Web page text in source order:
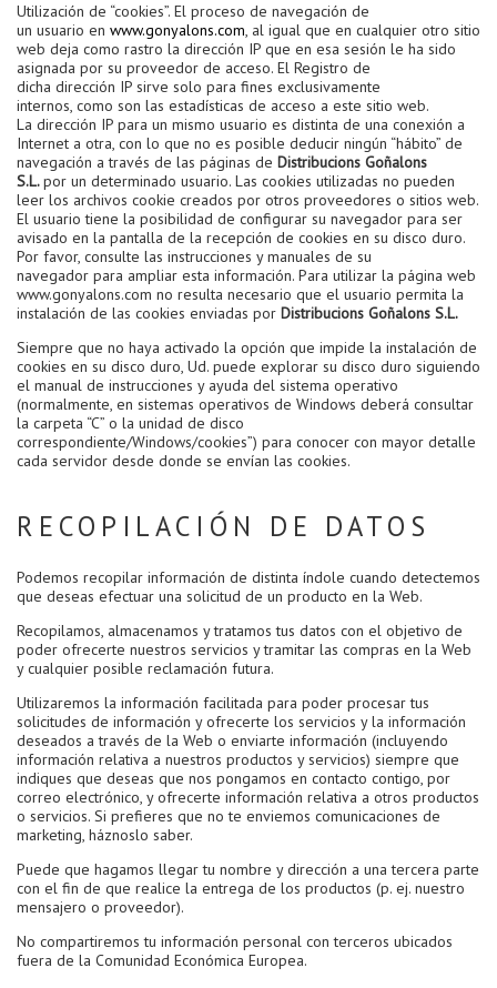
Utilización de “cookies”. El proceso de navegación de
un usuario en www.gonyalons.com, al igual que en cualquier otro sitio
web deja como rastro la dirección IP que en esa sesión le ha sido
asignada por su proveedor de acceso. El Registro de
dicha dirección IP sirve solo para fines exclusivamente
internos, como son las estadísticas de acceso a este sitio web.
La dirección IP para un mismo usuario es distinta de una conexión a
Internet a otra, con lo que no es posible deducir ningún “hábito” de
navegación a través de las páginas de Distribucions Goñalons
S.L.por un determinado usuario. Las cookies utilizadas no pueden
leer los archivos cookie creados por otros proveedores o sitios web.
El usuario tiene la posibilidad de configurar su navegador para ser
avisado en la pantalla de la recepción de cookies en su disco duro.
Por favor, consulte las instrucciones y manuales de su
navegador para ampliar esta información. Para utilizar la página web
www.gonyalons.com no resulta necesario que el usuario permita la
instalación de las cookies enviadas por Distribucions Goñalons S.L.
Siempre que no haya activado la opción que impide la instalación de
cookies en su disco duro, Ud. puede explorar su disco duro siguiendo
el manual de instrucciones y ayuda del sistema operativo
(normalmente, en sistemas operativos de Windows deberá consultar
la carpeta “C” o la unidad de disco
correspondiente/Windows/cookies”) para conocer con mayor detalle
cada servidor desde donde se envían las cookies.
RECOPILACIÓN DE DATOS
Podemos recopilar información de distinta índole cuando detectemos
que deseas efectuar una solicitud de un producto en la Web.
Recopilamos, almacenamos y tratamos tus datos con el objetivo de
poder ofrecerte nuestros servicios y tramitar las compras en la Web
y cualquier posible reclamación futura.
Utilizaremos la información facilitada para poder procesar tus
solicitudes de información y ofrecerte los servicios y la información
deseados a través de la Web o enviarte información (incluyendo
información relativa a nuestros productos y servicios) siempre que
indiques que deseas que nos pongamos en contacto contigo, por
correo electrónico, y ofrecerte información relativa a otros productos
o servicios. Si prefieres que no te enviemos comunicaciones de
marketing, háznoslo saber.
Puede que hagamos llegar tu nombre y dirección a una tercera parte
con el fin de que realice la entrega de los productos (p. ej. nuestro
mensajero o proveedor).
No compartiremos tu información personal con terceros ubicados
fuera de la Comunidad Económica Europea.